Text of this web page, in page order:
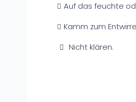
Auf das feuchte
Kamm zum
Nicht klären.